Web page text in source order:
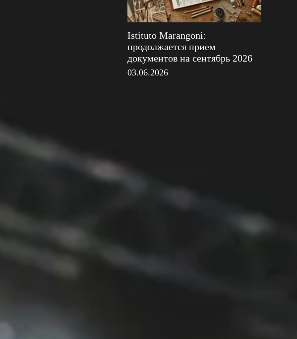
Istituto Marangoni:
продолжается прием
документов на сентябрь 2026
03.06.2026